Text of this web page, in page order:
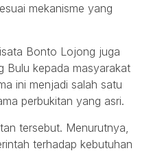
mekanisme yang
Bonto Lojong juga
Bulu kepada masyarakat
ini menjadi salah satu
perbukitan yang asri.
tersebut. Menurutnya,
terhadap kebutuhan